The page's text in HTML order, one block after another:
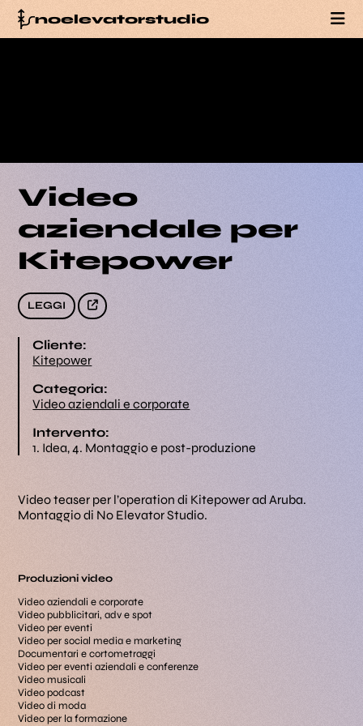
noelevatorstudio
BLOG
Video
aziendale per
Kitepower
LEGGI
Cliente:
Kitepower
Categoria:
Video aziendali e corporate
Intervento:
1. Idea, 4. Montaggio e post-produzione
Video teaser per l’operation di Kitepower ad Aruba.
Montaggio di No Elevator Studio.
Produzioni video
Video aziendali e corporate
Video pubblicitari, adv e spot
Video per eventi
Video per social media e marketing
Documentari e cortometraggi
Video per eventi aziendali e conferenze
Video musicali
Video podcast
Video di moda
Video per la formazione